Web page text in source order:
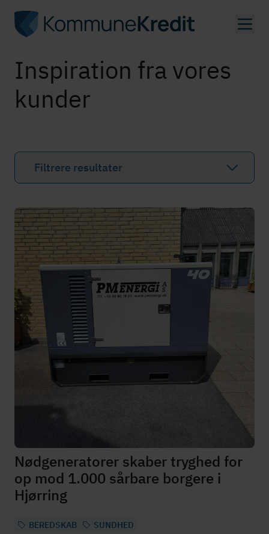
Gå
til
Inspiration fra vores
kunder
Filtrere resultater
Nødgeneratorer skaber tryghed for
op mod 1.000 sårbare borgere i
Hjørring
BEREDSKAB SUNDHED